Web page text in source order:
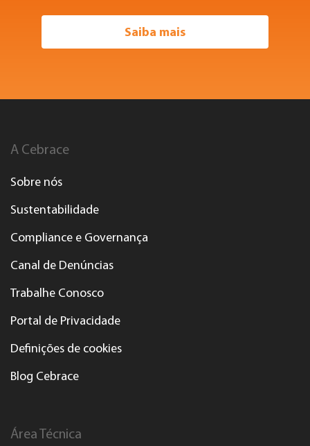
Saiba mais
A Cebrace
Sobre nós
Sustentabilidade
Compliance e Governança
Canal de Denúncias
Trabalhe Conosco
Portal de Privacidade
Definições de cookies
Blog Cebrace
Área Técnica